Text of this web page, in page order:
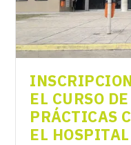
EL CURSO
PRÁCTICAS
EL